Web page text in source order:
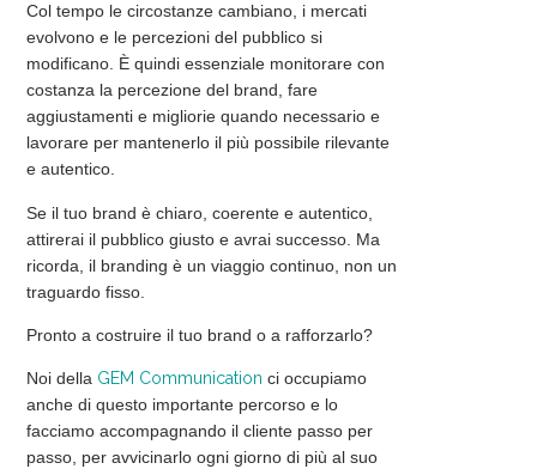
Col tempo le circostanze cambiano, i mercati
evolvonoe le percezioni del pubblico si
modificano. È quindi essenziale monitorare con
costanza la percezione del brand, fare
aggiustamenti e migliorie quando necessario e
lavorare per mantenerlo il più possibile rilevante
e autentico.
Se il tuo brand è chiaro, coerente e autentico,
attirerai il pubblico giusto e avrai successo. Ma
ricorda, il branding è un viaggio continuo, non un
traguardo fisso.
Pronto acostruire il tuo brand o a rafforzarlo?
Noi della GEM Communication ci occupiamo
anche di questo importante percorso e lo
facciamo accompagnando il cliente passo per
passo, per avvicinarlo ogni giorno di più al suo